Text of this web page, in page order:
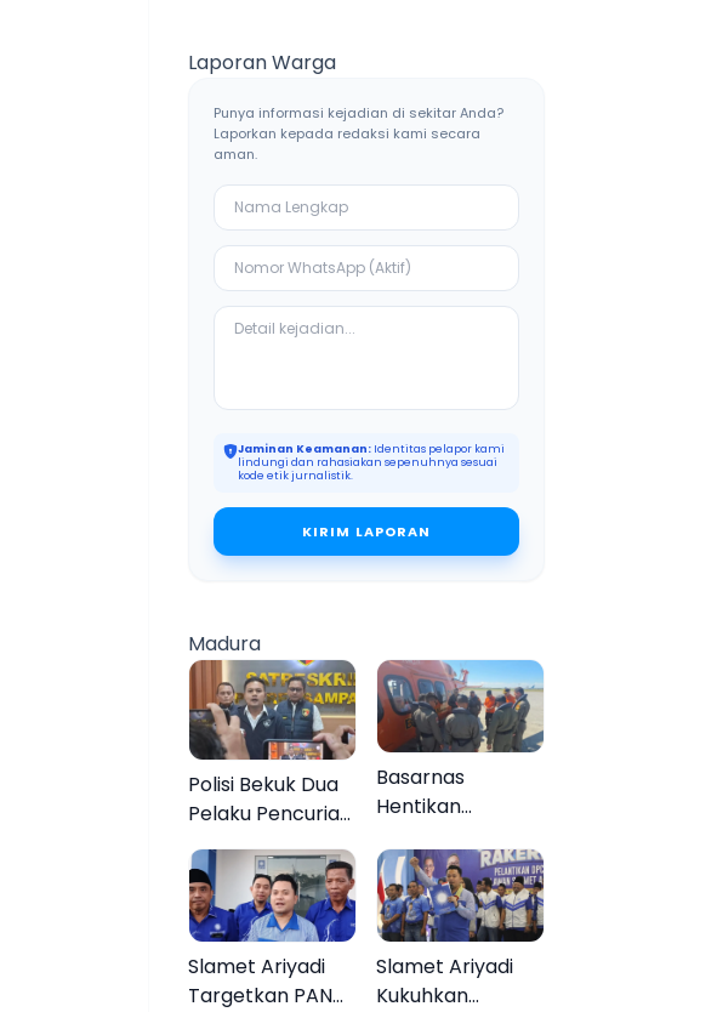
Galis Bangkalan
Ketiban Berkah
Laporan Warga
Punya informasi kejadian di sekitar Anda?
Laporkan kepada redaksi kami secara
aman.
Jaminan Keamanan: Identitas pelapor kami
lindungi dan rahasiakan sepenuhnya sesuai
kode etik jurnalistik.
KIRIM LAPORAN
Madura
Polisi Bekuk Dua
Pelaku Pencurian
Motor di
Bajrasokah
Sampang
Basarnas
Hentikan
KMP Mutiara
Sentosa II, Empat
Orang Masih
Hilang
Slamet Ariyadi
Targetkan PAN
Slamet Ariyadi
Kukuhkan